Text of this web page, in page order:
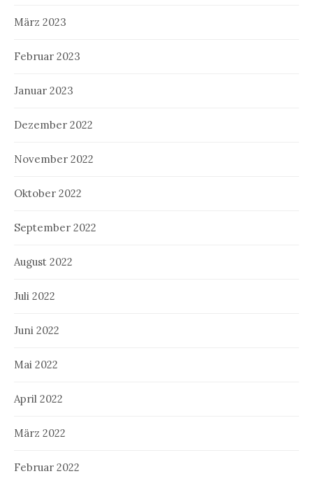
März 2023
Februar 2023
Januar 2023
Dezember 2022
November 2022
Oktober 2022
September 2022
August 2022
Juli 2022
Juni 2022
Mai 2022
April 2022
März 2022
Februar 2022